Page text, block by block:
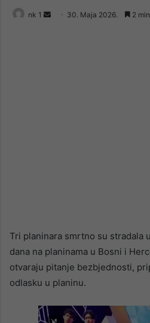
nk 1
Send 30. Maja 2026. 2
Tri planinara smrtno su stradala
dana na planinama u Bosni i
otvaraju pitanje bezbjednosti,
odlasku u planinu.